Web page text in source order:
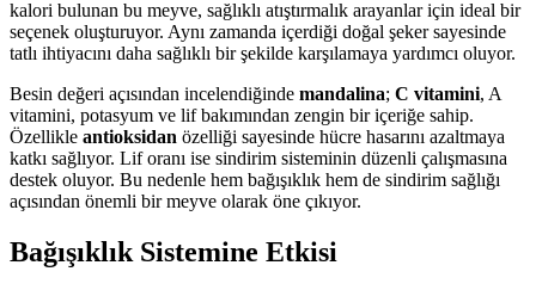
kalori bulunan bu meyve, sağlıklı atıştırmalık arayanlar için ideal bir
seçenek oluşturuyor. Aynı zamanda içerdiği doğal şeker sayesinde
tatlı ihtiyacını daha sağlıklı bir şekilde karşılamaya yardımcı oluyor.
Besin değeri açısından incelendiğinde mandalina; C vitamini, A
vitamini, potasyum ve lif bakımından zengin bir içeriğe sahip.
Özellikle antioksidan özelliği sayesinde hücre hasarını azaltmaya
katkı sağlıyor. Lif oranı ise sindirim sisteminin düzenli çalışmasına
destek oluyor. Bu nedenle hem bağışıklık hem de sindirim sağlığı
açısından önemli bir meyve olarak öne çıkıyor.
Bağışıklık Sistemine Etkisi